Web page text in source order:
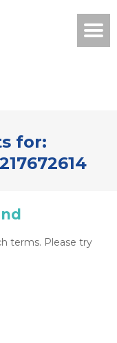
for:
terms. Please try